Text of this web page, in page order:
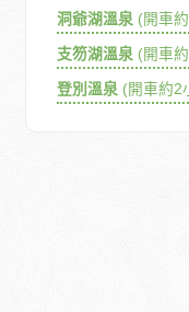
洞爺湖溫泉 (開車
支笏湖溫泉 (開車
登別溫泉 (開車約2